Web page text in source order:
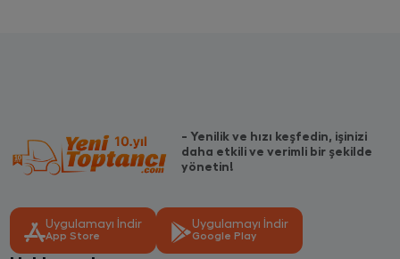
- Yenilik ve hızı keşfedin, işinizi
daha etkili ve verimli bir şekilde
yönetin!
Uygulamayı İndir
App Store
Uygulamayı İndir
Google Play